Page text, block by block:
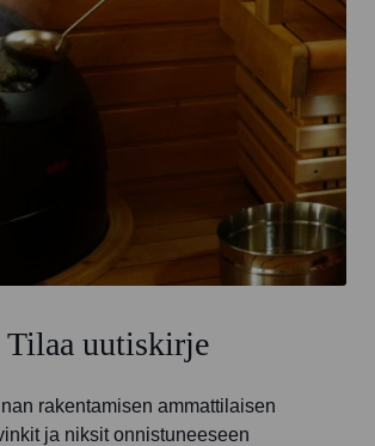
Tilaa uutiskirje
rakentamisen ammattilaisen
ja niksit onnistuneeseen